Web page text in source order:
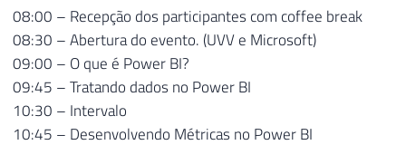
08:00 – Recepção dos participantes com coffee break
08:30 – Abertura do evento. (UVV e Microsoft)
09:00 – O que é Power BI?
09:45 – Tratando dados no Power BI
10:30 – Intervalo
10:45 – Desenvolvendo Métricas no Power BI